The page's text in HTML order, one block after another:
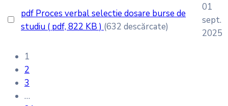
pdf Proces verbal selectie dosare burse de
studiu ( pdf, 822 KB ) (632 descărcate)
01
sept.
2025
1
2
3
…